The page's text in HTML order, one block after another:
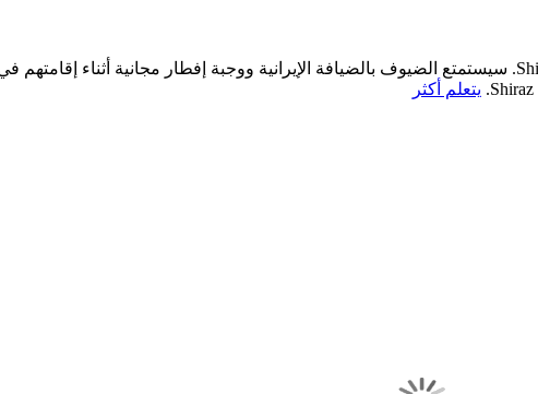
يتعلم أكثر